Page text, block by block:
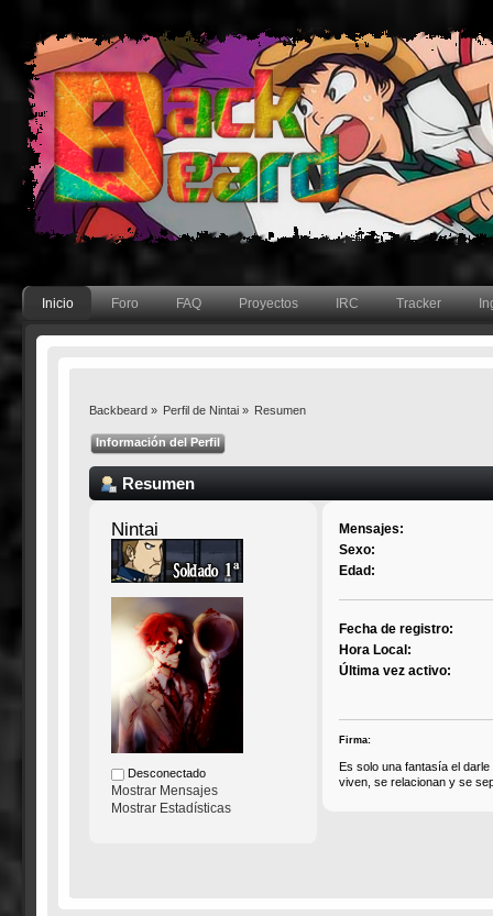
Inicio Foro FAQ Proyectos IRC Tracker
Backbeard» Perfil de Nintai» Resumen
Información del Perfil
Resumen
Nintai
Desconectado
Mostrar Mensajes
Mostrar Estadísticas
Mensajes:
Sexo:
Edad:
Fecha de registro:
Hora Local:
Última vez activo:
Firma:
Es solo una fantasía el
viven, se relacionan y se